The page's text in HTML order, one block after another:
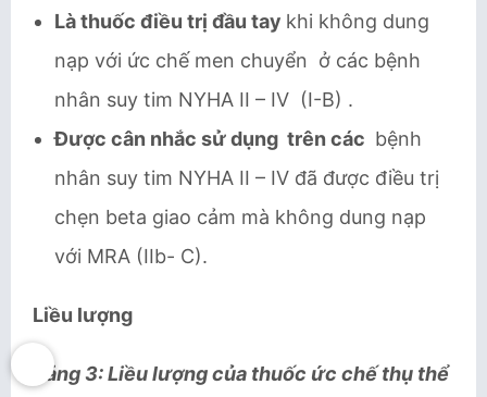
Là thuốc điều trị đầu tay khi không dung
nạp với ức chế men chuyển ở các bệnh
nhân suy tim NYHA II – IV (I-B) .
Được cân nhắc sử dụng trên các bệnh
nhân suy tim NYHA II – IV đã được điều trị
chẹn beta giao cảm mà không dung nạp
với MRA (IIb- C).
Liều lượng
Bảng 3: Liều lượng của thuốc ức chế thụ thể